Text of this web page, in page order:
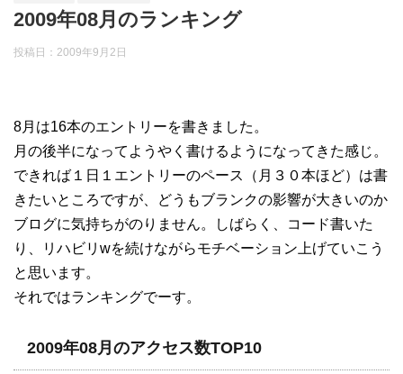
2009年08月のランキング
投稿日： 2009年9月2日
8月は16本のエントリーを書きました。
月の後半になってようやく書けるようになってきた感じ。
できれば１日１エントリーのペース（月３０本ほど）は書
きたいところですが、どうもブランクの影響が大きいのか
ブログに気持ちがのりません。しばらく、コード書いた
り、リハビリwを続けながらモチベーション上げていこう
と思います。
それではランキングでーす。
2009年08月のアクセス数TOP10